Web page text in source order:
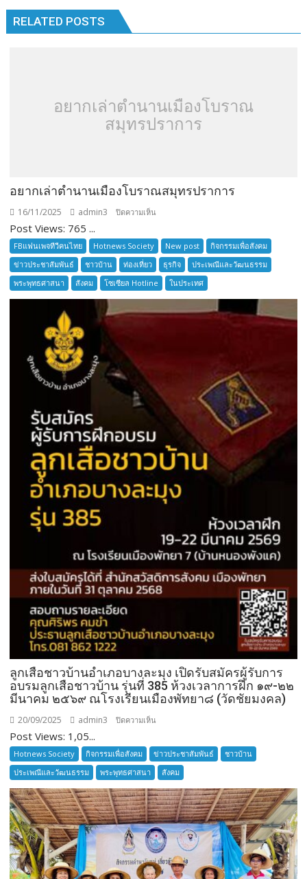
RELATED POSTS
อยากเล่าตำนานเมืองโบราณ
สมุทรปราการ
อยากเล่าตำนานเมืองโบราณสมุทรปราการ
16/11/2025 admin3 ปิดความเห็น
เล่า
ตำนาน
เมือง
โบราณ
สมุทรปราการ
Post Views: 765 ...
FBแฟนเพจทีวีคนไทย Hotnews Society New post
กิจกรรมเพื่อสังคม
ข่าวประชาสัมพันธ์
ชาวบ้าน ท่องเที่ยว ธุรกิจ
ประเพณีและวัฒนธรรม
พระพุทธศาสนา
สังคม โซเซียล Hotline ในประเทศ
ลูกเสือชาวบ้านอำเภอบางละมุง เปิดรับสมัครผู้รับการ
อบรมลูกเสือชาวบ้าน รุ่นที่ 385 ห้วงเวลาการฝึก ๑๙-๒๒
มีนาคม ๒๕๖๙ ณโรงเรียนเมืองพัทยา๘ (วัดชัยมงคล)
20/09/2025 admin3 ปิดความเห็น
เสือ
ชาว
บ้าน
อำเภอ
บางละมุง
เปิด
รับ
สมัคร
ผู้รับ
Post Views: 1,05...
Hotnews Society กิจกรรมเพื่อสังคม ข่าวประชาสัมพันธ์
ชาวบ้าน
ประเพณีและวัฒนธรรม
พระพุทธศาสนา สังคม